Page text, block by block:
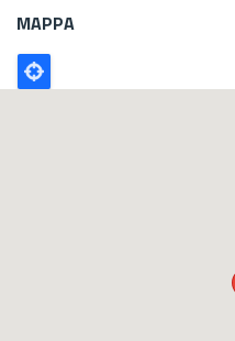
MAPPA
Poligono
GEO